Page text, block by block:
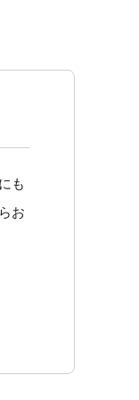
も
お